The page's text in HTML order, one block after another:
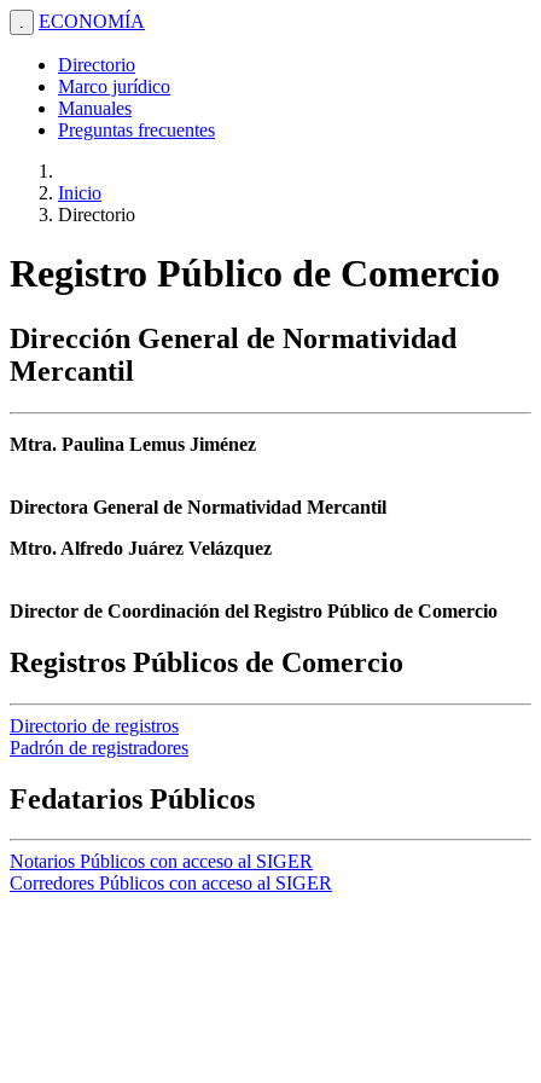
. ECONOMÍA
Directorio
Marco jurídico
Manuales
Preguntas frecuentes
Inicio
Directorio
Registro Público de Comercio
Dirección General de Normatividad
Mercantil
Mtra. Paulina Lemus Jiménez
Directora General de Normatividad Mercantil
Mtro. Alfredo Juárez Velázquez
Director de Coordinación del Registro Público de Comercio
Registros Públicos de Comercio
Directorio de registros
Padrón de registradores
Fedatarios Públicos
Notarios Públicos con acceso al SIGER
Corredores Públicos con acceso al SIGER